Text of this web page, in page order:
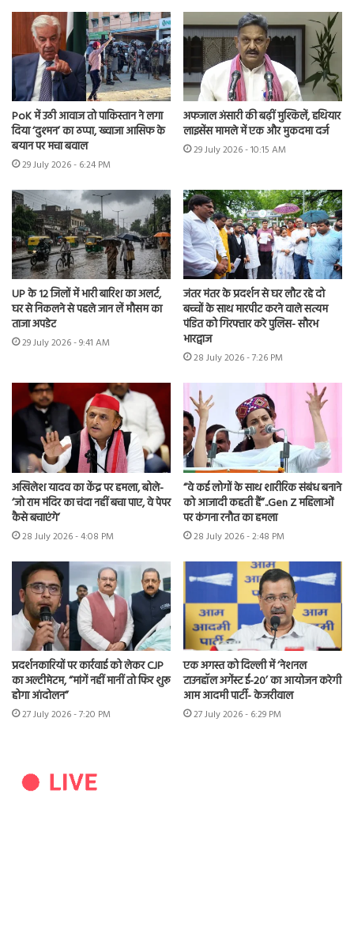
PoK में उठी आवाज तो पाकिस्तान ने लगा
दिया ‘दुश्मन’ का ठप्पा, ख्वाजा आसिफ के
बयान पर मचा बवाल
29 July 2026 - 6:24 PM
अफजाल अंसारी की बढ़ीं मुश्किलें, हथियार
लाइसेंस मामले में एक और मुकदमा दर्ज
29 July 2026 - 10:15 AM
UP के 12 जिलों में भारी बारिश का अलर्ट,
घर से निकलने से पहले जान लें मौसम का
ताजा अपडेट
29 July 2026 - 9:41 AM
जंतर मंतर के प्रदर्शन से घर लौट रहे दो
बच्चों के साथ मारपीट करने वाले सत्यम
पंडित को गिरफ्तार करे पुलिस- सौरभ
भारद्वाज
28 July 2026 - 7:26 PM
अखिलेश यादव का केंद्र पर हमला, बोले-
‘जो राम मंदिर का चंदा नहीं बचा पाए, वे पेपर
कैसे बचाएंगे’
28 July 2026 - 4:08 PM
“वे कई लोगों के साथ शारीरिक संबंध बनाने
को आजादी कहती हैं”..Gen Z महिलाओं
पर कंगना रनौत का हमला
28 July 2026 - 2:48 PM
प्रदर्शनकारियों पर कार्रवाई को लेकर CJP
का अल्टीमेटम, “मांगें नहीं मानीं तो फिर शुरू
होगा आंदोलन”
27 July 2026 - 7:20 PM
एक अगस्त को दिल्ली में ‘नेशनल
टाउनहॉल अगेंस्ट ई-20’ का आयोजन करेगी
आम आदमी पार्टी- केजरीवाल
27 July 2026 - 6:29 PM